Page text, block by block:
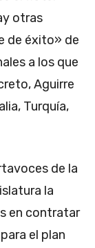
otras
de éxito» de
a los que
Aguirre
Turquía,
de la
la
en contratar
el plan